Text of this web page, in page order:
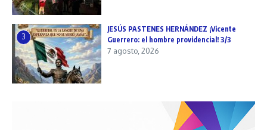
3
JESÚS PASTENES HERNÁNDEZ ¡Vicente
Guerrero: el hombre providencial! 3/3
7 agosto, 2026